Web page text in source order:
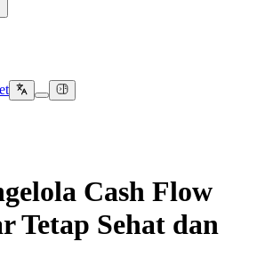
Cash Flow
Tetap Sehat dan